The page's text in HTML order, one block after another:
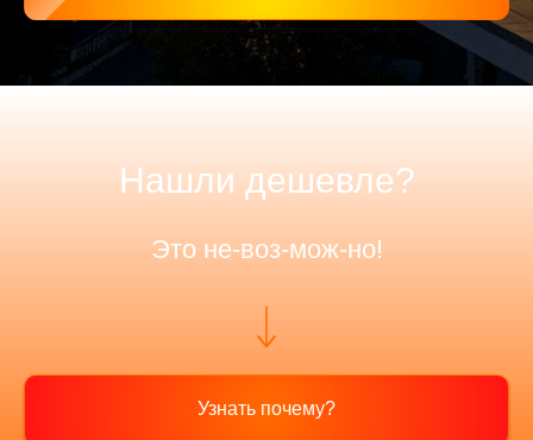
Нашли дешевле?
Это не-воз-мож-но!
Узнать почему?